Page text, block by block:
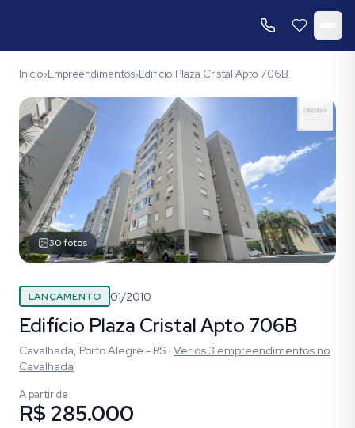
Início›Empreendimentos›Edifício Plaza Cristal Apto 706B
30fotos
LANÇAMENTO 01/2010
Edifício Plaza Cristal Apto 706B
Cavalhada, Porto Alegre - RS · Ver os3 empreendimentos no
Cavalhada
A partir de
R$ 285.000